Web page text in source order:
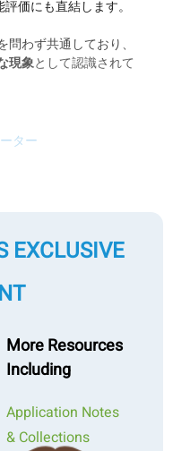
価にも直結します。
わず共通しており、
現象として認識されて
ター
EXCLUSIVE
More Resources
Including
Application Notes
& Collections